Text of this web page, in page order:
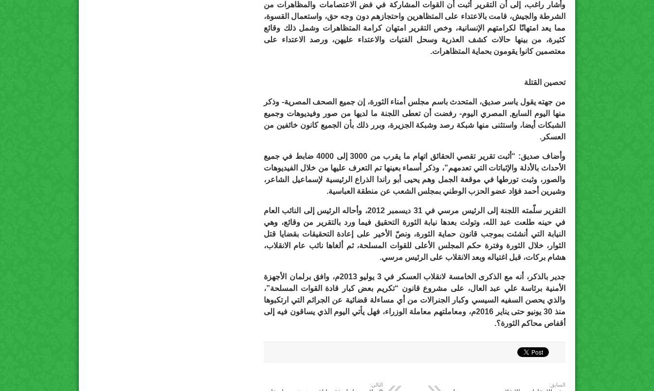
وأشار راغب، إلى أن التقرير أثبت أن القوات المشاركة في فض الاعتصامات والمظاهرات من
الشرطة والجيش، قامت بالاعتداء على المتظاهرين واحتجازهم دون وجه حق، واستعمال القسوة،
مما يعد امتهانًا لكرامتهم الإنسانية، وخص التقرير امتهان كرامة المتظاهرات وشمل ذلك وقائع
كثيرة، من بينها حالات كشف العذرية وسحل الفتيات والاعتداء عليهن، ورصد الاعتداء على
معتصمين كانوا يقومون بحماية المتظاهرات.
تحصين القتلة
من جهته يقول ياسر صديق، المتحدث باسم مجلس أمناء الثورة، إن جميع الصحف المصرية- وذكر
منها اليوم السابع, المصري اليوم- رفضت أن تعطى اللجنة ما لديها من صور وفيديوهات وجميع
الشبكات أيضا، واستثنى منها شبكة رصد وشبكة الجزيرة، وبرر ذلك بأن الجميع كانون خائفين من
العسكر.
وأضاف صديق: “أثبت تقرير تقصي الحقائق اتهام ما يقرب من 3000 إلى 4000 ضابط في جميع
الأحداث بالأدلة والإثباتات التي تعدمهم”، وذكر أسماء بعينها تم التعرف عليها من خلال الفيديوهات
والصور، وثبت تورطها في موقعة الجمل وهم يحيى أبو راندا الذراع الرئيسية لإسماعيل الشاعر،
وشيرين أحمد فؤاد عضو الحزب الوطني بمجلس الشعب عن منطقة العباسية.
التقرير سلّمته اللجنة إلى الرئيس مرسي في 31 ديسمبر 2012، وأحاله الرئيس إلى النائب العام
في حينه طلعت عبد الله، وتولت بعدها نيابة الثورة التحقيق فيما ورد بالتقرير من وقائع، وهي
النيابة التي أنشئت بموجب قانون حماية الثورة، ونصّ الأخير على إعادة التحقيقات بقضايا قتل
الثوار، خلال الثورة وفترة حكم المجلس الأعلى للقوات المسلحة، ثم ألغاها نائب عام الانقلاب،
هشام بركات، قبل اغتياله وبعد الانقلاب على الرئيس مرسي.
جدير بالذكر، أنه مع الذكرى الخامسة لانقلاب العسكر في 3 يوليو 2013م، وافق برلمان الأجهزة
الأمنية برئاسة علي عبد العال، على مشروع قانون “تكريم بعض كبار قادة القوات المسلحة”،
والذي يحصن السفيه السيسي وكبار الجنرالات من أي مساءلة قضائية عن الجرائم التي ارتكبوها
منذ 30 يونيو حتى يناير 2016م، ومعاملتهم معاملة الوزراء، فهل يأتي اليوم الذي يساقون فيه إلى
أقفاص محاكم الثورة؟.
السابق: التالي: